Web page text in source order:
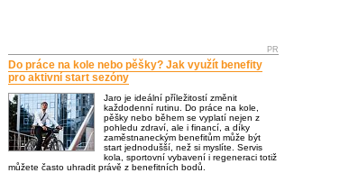
PR
Do práce na kole nebo pěšky? Jak využít benefity
pro aktivní start sezóny
Jaro je ideální příležitostí změnit
každodenní rutinu. Do práce na kole,
pěšky nebo během se vyplatí nejen z
pohledu zdraví, ale i financí, a díky
zaměstnaneckým benefitům může být
start jednodušší, než si myslíte. Servis
kola, sportovní vybavení i regeneraci totiž
můžete často uhradit právě z benefitních bodů.